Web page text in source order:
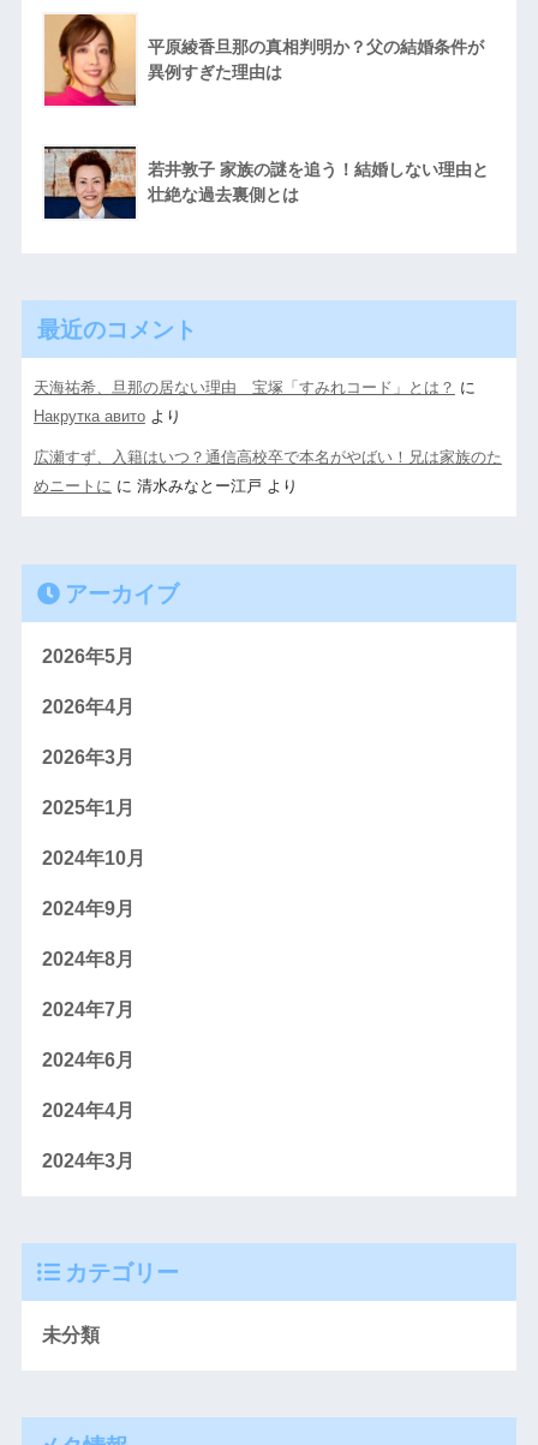
平原綾香旦那の真相判明か？父の結婚条件が
異例すぎた理由は
若井敦子 家族の謎を追う！結婚しない理由と
壮絶な過去裏側とは
最近のコメント
天海祐希、旦那の居ない理由 宝塚「すみれコード」とは？ に
Накрутка авитоより
広瀬すず、入籍はいつ？通信高校卒で本名がやばい！兄は家族のた
めニートに に 清水みなとー江戸 より
アーカイブ
2026年5月
2026年4月
2026年3月
2025年1月
2024年10月
2024年9月
2024年8月
2024年7月
2024年6月
2024年4月
2024年3月
カテゴリー
未分類